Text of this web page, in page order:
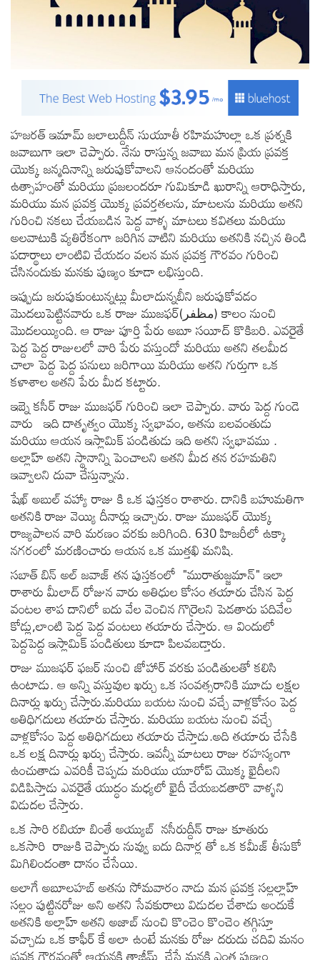
హజరత్ ఇమామ్ జలాలుద్దీన్ సుయూతీ రహిమహుల్లా ఒక ప్రశ్నకి
జవాబుగా ఇలా చెప్పారు. నేను రాస్తున్న జవాబు మన ప్రియ ప్రవక్త
యొక్క జన్మదినాన్ని జరుపుకోవాలని ఆనందంతో మరియు
ఉత్సాహంతో మరియు ప్రజలందరూ గుమికూడి ఖురాన్ని ఆరాధిస్తారు,
మరియు మన ప్రవక్త యొక్క ప్రవర్తతలను, మాటలను మరియు అతని
గురించి నకలు చేయబడిన పెద్ద వాళ్ళ మాటలు కవితలు మరియు
అలవాటుకి వ్యతిరేకంగా జరిగిన వాటిని మరియు అతనికి నచ్చిన తిండి
పదార్థాలు లాంటివి చేయడం వలన మన ప్రవక్త గౌరవం గురించి
చేసినందుకు మనకు పుణ్యం కూడా లభిస్తుంది.
ఇప్పుడు జరుపుకుంటున్నట్లు మీలాదున్నబీని జరుపుకోవడం
మెుదలుపెట్టినవారు ఒక రాజు ముజఫర్(مظفر) కాలం నుంచి
మొదలయ్యింది. ఆ రాజు పూర్తి పేరు అబూ సయీద్ కొకిబరి. ఎవరైతే
పెద్ద పెద్ద రాజులలో వారి పేరు వస్తుందో మరియు అతని తలమీద
చాలా పెద్ద పెద్ద పనులు జరిగాయి మరియు అతని గుర్తుగా ఒక
కళాశాల అతని పేరు మీద కట్టారు.
ఇబ్నె కసీర్ రాజు ముజఫర్ గురించి ఇలా చెప్పారు. వారు పెద్ద గుండె
వారు ఇది దాతృత్వం యొక్క స్వభావం, అతను బలవంతుడు
మరియు ఆయన ఇస్లామిక్ పండితుడు ఇది అతని స్వభావము .
అల్లాహ్ అతని స్థానాన్ని పెంచాలని అతని మీద తన రహమతిని
ఇవ్వాలని దువా చేస్తున్నాను.
షేఖ్ అబుల్ వహ్యా రాజు కి ఒక పుస్తకం రాశారు. దానికి బహుమతిగా
అతనికి రాజు వెయ్యి దీనార్లు ఇచ్చారు. రాజు ముజఫర్ యొక్క
రాజ్యపాలన వారి మరణం వరకు జరిగింది. 630 హిజరీలో ఉక్కా
నగరంలో మరణించారు ఆయన ఒక ముత్తఖి మనిషి.
సబాత్ బిన్ అల్ జవాజ్ తన పుస్తకంలో "మురాతుజ్జమాన్" ఇలా
రాశారు మీలాద్ రోజున వారు అతిధుల కోసం తయారు చేసిన పెద్ద
వంటల శాప దానిలో ఐదు వేల వెంచిన గొర్రెలని పెడతారు పదివేల
కోడ్లు,లాంటి పెద్ద పెద్ద వంటలు తయారు చేస్తారు. ఆ విందులో
పెద్దపెద్ద ఇస్లామిక్ పండితులు కూడా పిలవబడ్తారు.
రాజు ముజఫర్ ఫజర్ నుంచి జోహార్ వరకు పండితులతో కలిసి
ఉంటాడు. ఆ అన్ని వస్తువుల ఖర్చు ఒక సంవత్సరానికి మూడు లక్షల
దినార్లు ఖర్చు చేస్తారు.మరియు బయట నుంచి వచ్చే వాళ్లకోసం పెద్ద
అతిధిగదులు తయారు చేస్తారు. మరియు బయట నుంచి వచ్చే
వాళ్లకోసం పెద్ద అతిధిగదులు తయారు చేస్తాడు.అది తయారు చేసేకి
ఒక లక్ష దినార్లు ఖర్చు చేస్తారు. ఇవన్నీ మాటలు రాజు రహస్యంగా
ఉంచుతాడు ఎవరికీ చెప్పడు మరియు యూరోప్ యొక్క ఖైదీలని
విడిపిస్తాడు ఎవరైతే యుద్ధం మధ్యలో ఖైదీ చేయబడతారొ వాళ్ళని
విడుదల చేస్తారు.
ఒక సారి రబియా బింతే అయ్యుబ్ నసీరుద్దీన్ రాజు కూతురు
ఒకసారి రాజుకి చెప్పారు నువ్వు ఐదు దినార్ల తో ఒక కమీజ్ తీసుకో
మిగిలిందంతా దానం చేసేయి.
అలాగే అబూలహబ్ అతను సోమవారం నాడు మన ప్రవక్త సల్లల్లాహ్
సల్లం పుట్టినరోజు అని అతని సేవకురాలు విడుదల చేశాడు అందుకే
అతనికి అల్లాహ్ అతని అజాబ్ నుంచి కొంచెం కొంచెం తగ్గిస్తూ
వచ్చాడు ఒక కాఫీర్ కే అలా ఉంటే మనకు రోజు దరుదు చదివి మనం